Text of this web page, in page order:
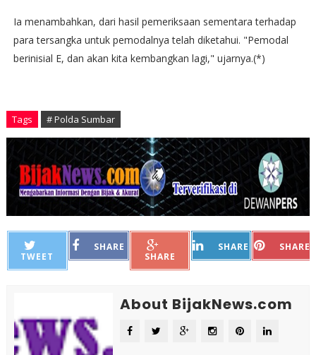
Ia menambahkan, dari hasil pemeriksaan sementara terhadap
para tersangka untuk pemodalnya telah diketahui. "Pemodal
berinisial E, dan akan kita kembangkan lagi," ujarnya.(*)
Tags # Polda Sumbar
TWEET
SHARE
SHARE
SHARE SHARE
About BijakNews.com